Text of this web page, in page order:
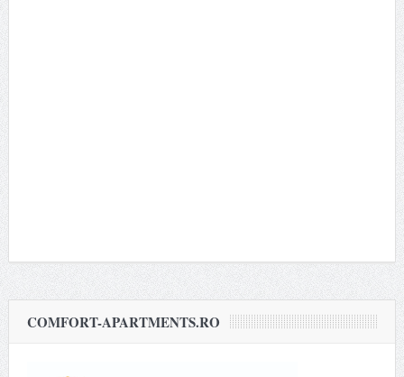
COMFORT-APARTMENTS.RO